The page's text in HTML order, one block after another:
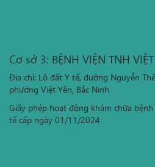
Cơ sở 3: BỆNH VIỆN TNH
Địa chỉ: Lô đất Y tế, đường Nguyễn
phường Việt Yên, Bắc Ninh
Giấy phép hoạt động khám chữa bệnh
tế cấp ngày 01/11/2024